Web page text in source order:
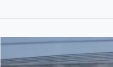
Mercedes-
AMG